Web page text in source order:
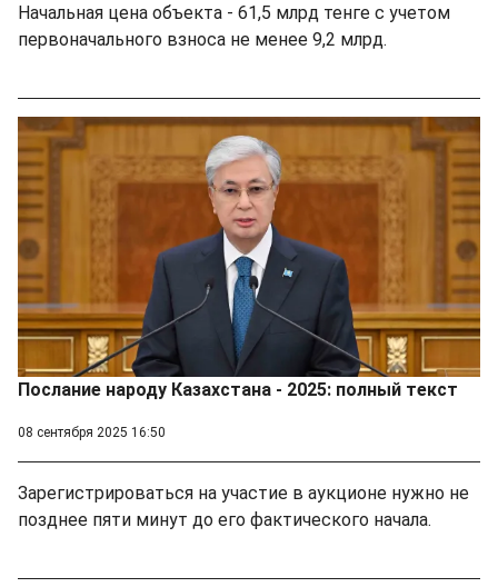
Начальная цена объекта - 61,5 млрд тенге с учетом
первоначального взноса не менее 9,2 млрд.
Послание народу Казахстана - 2025: полный текст
08 сентября 2025 16:50
Зарегистрироваться на участие в аукционе нужно не
позднее пяти минут до его фактического начала.